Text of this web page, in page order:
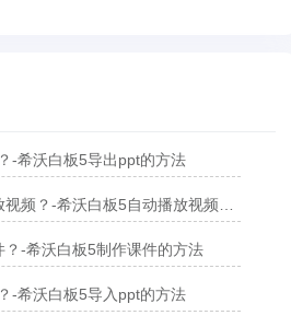
-希沃白板5导出ppt的方法
-希沃白板5制作课件的方法
-希沃白板5导入ppt的方法